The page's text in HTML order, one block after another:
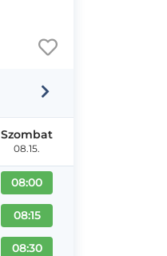
Szombat
08.15.
08:00
08:15
08:30